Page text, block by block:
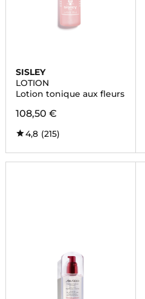
SISLEY
LOTION
Lotion tonique aux fleurs
108,50 €
4,8 (215)